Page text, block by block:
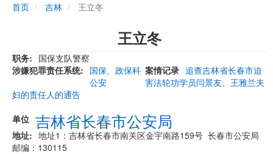
首页 吉林 王立冬
王立冬
职务
国保支队警察
涉嫌犯罪责任系统
国保、政保科
公安
案情记录 追查吉林省长春市迫
害法轮功学员闫景友、王雅兰夫
妇的责任人的通告
单位 吉林省长春市公安局
地址
地址1：吉林省长春市南关区金宇南路159号 长春市公安局
邮编：130115